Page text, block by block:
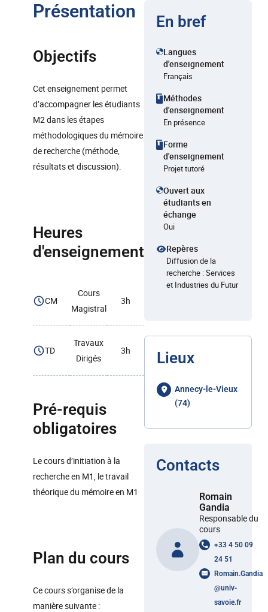
Présentation
Objectifs
Cet enseignement permet
d’accompagner les étudiants
M2 dans les étapes
méthodologiques du mémoire
de recherche (méthode,
résultats et discussion).
Heures
d'enseignement
CM
Cours
Magistral
3h
TD
Travaux
Dirigés
3h
Pré-requis
obligatoires
Le cours d’initiation à la
recherche en M1, le travail
théorique du mémoire en M1
Plan du cours
Ce cours s’organise de la
manière suivante :
En bref
Langues
d'enseignement
Français
Méthodes
d'enseignement
En présence
Forme
d'enseignement
Projet tutoré
Ouvert aux
étudiants en
échange
Oui
Repères
Diffusion de la
recherche : Services
et Industries du Futur
Lieux
Annecy-le-Vieux
(74)
Contacts
Romain
Gandia
Responsable du
cours
+33 4 50 09
24 51
Romain.Gandia
@univ-
savoie.fr